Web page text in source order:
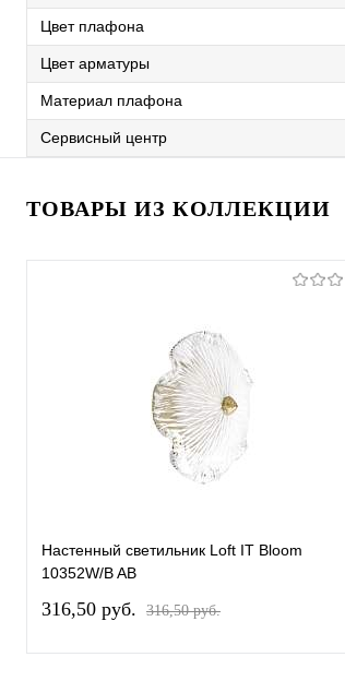
Цвет плафона
Цвет арматуры
Материал плафона
Сервисный центр
ТОВАРЫ ИЗ КОЛЛЕКЦИИ
Настенный светильник Loft IT Bloom
10352W/B AB
316,50 pуб. 316,50 pуб.